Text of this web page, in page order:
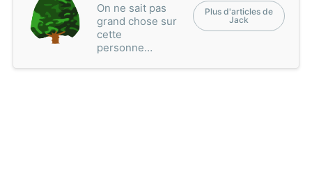
On ne sait pas
grand chose sur
cette
personne…
Plus d'articles de
Jack